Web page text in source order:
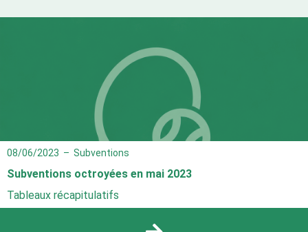
08/06/2023 – Subventions
Subventions octroyées en mai 2023
Tableaux récapitulatifs